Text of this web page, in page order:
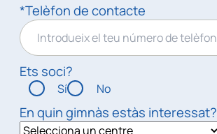
*Telèfon de contacte
Ets soci?
Sí No
En quin gimnàs estàs interessat?